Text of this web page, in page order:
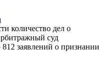
количество дел о
суд
заявлений о признании